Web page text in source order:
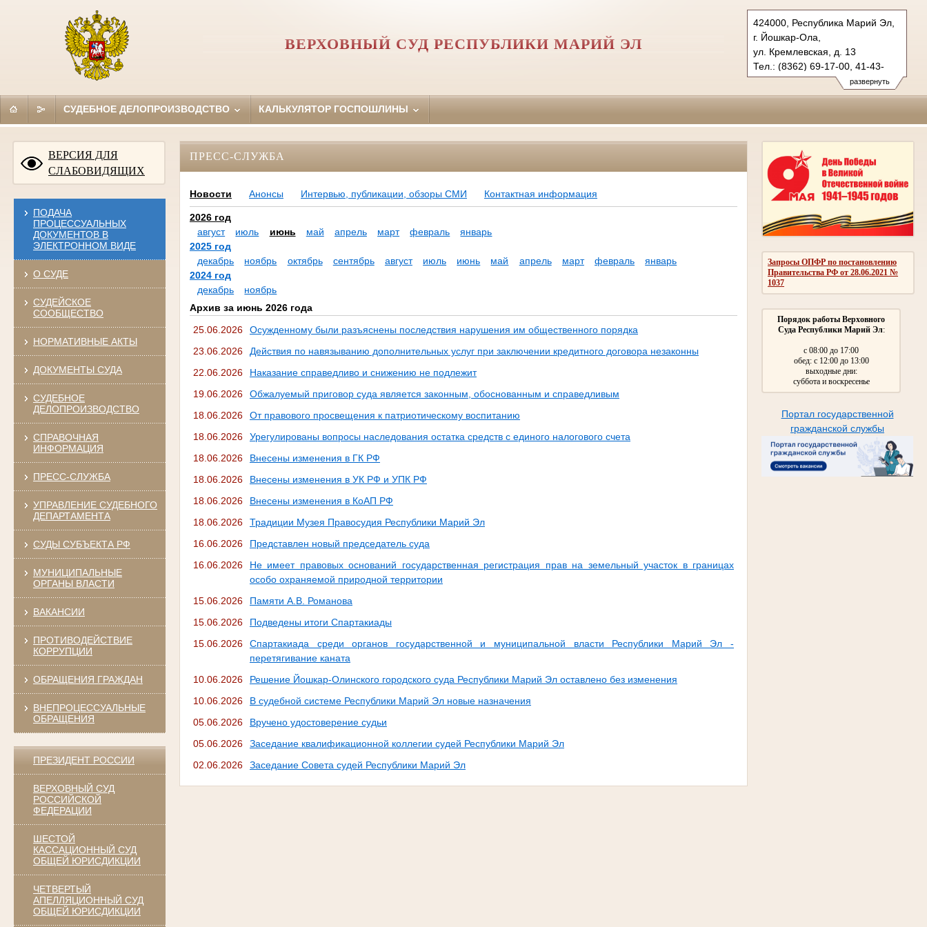
развернуть
424000, Республика Марий Эл,
г. Йошкар-Ола,
ул. Кремлевская, д. 13
Тел.: (8362) 69-17-00, 41-43-
89 (ф.)
vs.mari@sudrf.ru
ВЕРХОВНЫЙ СУД РЕСПУБЛИКИ МАРИЙ ЭЛ
СУДЕБНОЕ ДЕЛОПРОИЗВОДСТВО КАЛЬКУЛЯТОР ГОСПОШЛИНЫ
ВЕРСИЯ ДЛЯ
СЛАБОВИДЯЩИХ
ПОДАЧА
ПРОЦЕССУАЛЬНЫХ
ДОКУМЕНТОВ В
ЭЛЕКТРОННОМ ВИДЕ
О СУДЕ
СУДЕЙСКОЕ
СООБЩЕСТВО
НОРМАТИВНЫЕ АКТЫ
ДОКУМЕНТЫ СУДА
СУДЕБНОЕ
ДЕЛОПРОИЗВОДСТВО
СПРАВОЧНАЯ
ИНФОРМАЦИЯ
ПРЕСС-СЛУЖБА
УПРАВЛЕНИЕ СУДЕБНОГО
ДЕПАРТАМЕНТА
СУДЫ СУБЪЕКТА РФ
МУНИЦИПАЛЬНЫЕ
ОРГАНЫ ВЛАСТИ
ВАКАНСИИ
ПРОТИВОДЕЙСТВИЕ
КОРРУПЦИИ
ОБРАЩЕНИЯ ГРАЖДАН
ВНЕПРОЦЕССУАЛЬНЫЕ
ОБРАЩЕНИЯ
ПРЕЗИДЕНТ РОССИИ
ВЕРХОВНЫЙ СУД
РОССИЙСКОЙ
ФЕДЕРАЦИИ
ШЕСТОЙ
КАССАЦИОННЫЙ СУД
ОБЩЕЙ ЮРИСДИКЦИИ
ЧЕТВЕРТЫЙ
АПЕЛЛЯЦИОННЫЙ СУД
ОБЩЕЙ ЮРИСДИКЦИИ
Запросы ОПФР по постановлению
Правительства РФ от 28.06.2021 №
1037
Порядок работы Верховного
Суда Республики Марий Эл:
с 08:00 до 17:00
обед: с 12:00 до 13:00
выходные дни:
суббота и воскресенье
Портал государственной
гражданской службы
ПРЕСС-СЛУЖБА
Новости Анонсы Интервью, публикации, обзоры СМИ Контактная информация
2026 год
август
июль июнь май апрель март февраль
январь
2025 год
декабрь
ноябрь октябрь сентябрь август июль июнь май апрель март февраль
январь
2024 год
декабрь
ноябрь
Архив за июнь 2026 года
25.06.2026
Осужденному были разъяснены последствия нарушения им общественного порядка
23.06.2026
Действия по навязыванию дополнительных услуг при заключении кредитного договора незаконны
22.06.2026
Наказание справедливо и снижению не подлежит
19.06.2026
Обжалуемый приговор суда является законным, обоснованным и справедливым
18.06.2026
От правового просвещения к патриотическому воспитанию
18.06.2026
Урегулированы вопросы наследования остатка средств с единого налогового счета
18.06.2026
Внесены изменения в ГК РФ
18.06.2026
Внесены изменения в УК РФ и УПК РФ
18.06.2026
Внесены изменения в КоАП РФ
18.06.2026
Традиции Музея Правосудия Республики Марий Эл
16.06.2026
Представлен новый председатель суда
16.06.2026
Не имеет правовых оснований государственная регистрация прав на земельный участок в границах
особо охраняемой природной территории
15.06.2026
Памяти А.В. Романова
15.06.2026
Подведены итоги Спартакиады
15.06.2026
Спартакиада среди органов государственной и муниципальной власти Республики Марий Эл -
перетягивание каната
10.06.2026
Решение Йошкар-Олинского городского суда Республики Марий Эл оставлено без изменения
10.06.2026
В судебной системе Республики Марий Эл новые назначения
05.06.2026
Вручено удостоверение судьи
05.06.2026
Заседание квалификационной коллегии судей Республики Марий Эл
02.06.2026
Заседание Совета судей Республики Марий Эл